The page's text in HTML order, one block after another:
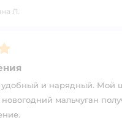
Л.
удобный и нарядный. Мой
мальчуган